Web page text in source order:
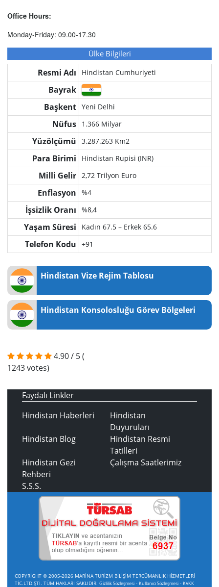
Office Hours:
Monday-Friday: 09.00-17.30
Ülke Bilgileri
Resmi Adı Hindistan Cumhuriyeti
Bayrak
Başkent Yeni Delhi
Nüfus 1.366 Milyar
Yüzölçümü 3.287.263 Km2
Para Birimi Hindistan Rupisi (INR)
Milli Gelir 2,72 Trilyon Euro
Enflasyon %4
İşsizlik Oranı %8,4
Yaşam Süresi Kadın 67.5 – Erkek 65.6
Telefon Kodu +91
Hindistan Vize Rejim Tablosu
Hindistan Konsolosluğu Görev Bölgeleri
4.90/ 5(
1243votes)
Faydalı Linkler
Hindistan Haberleri
Hindistan
Duyuruları
Hindistan Blog
Hindistan Resmi
Tatilleri
Hindistan Gezi
Rehberi
Çalışma Saatlerimiz
S.S.S.
COPYRİGHT © 2005-2026 MARİNA TURİZM BİLİŞİM TERCÜMANLIK HİZMETLERİ
TİC.LTD.ŞTİ. TÜM HAKLARI SAKLIDIR. Gizlilik Sözleşmesi - Kullanıcı Sözleşmesi - KVKK